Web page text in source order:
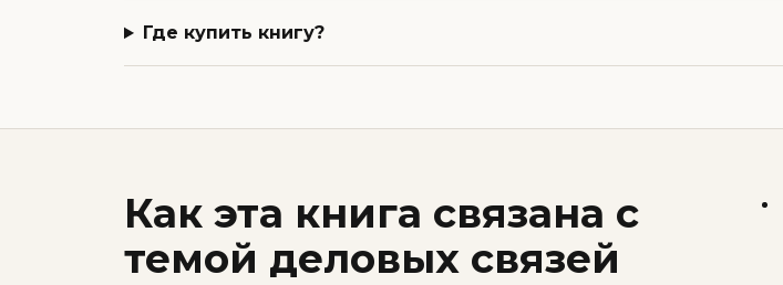
Где купить книгу?
Как эта книга связана с
темой деловых связей